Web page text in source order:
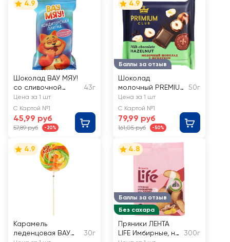
4.9
Шоколад ВАУ МЯУ!
со сливочной
начинкой
43г
Цена за 1 шт
С Картой №1
45,99 руб
57,89 руб -20%
Баллы за отзыв
4.9
Шоколад
молочный PREMIUM
CLUB с фундуком
50г
Цена за 1 шт
С Картой №1
79,99 руб
161,05 руб -50%
4.9
Карамель
леденцовая ВАУ
30г
Баллы за отзыв
Без сахара
4.8
Пряники ЛЕНТА
LIFE Имбирные, на
300г